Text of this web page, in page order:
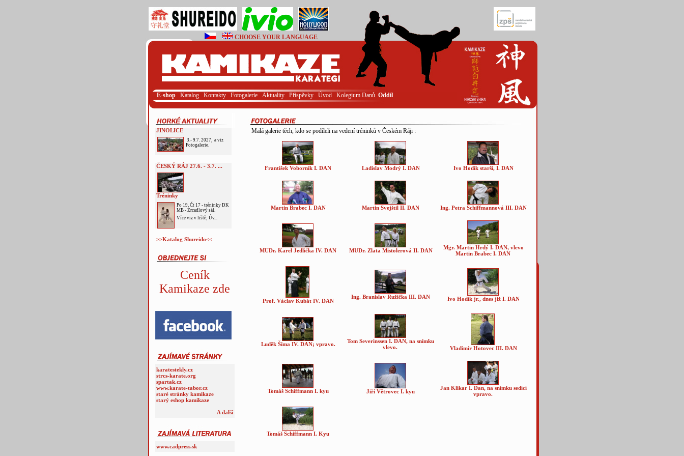
CHOOSE YOUR LANGUAGE Login
E-shop Katalog Kontakty Fotogalerie Aktuality Příspěvky Úvod Kolegium Danů Oddíl
JINOLICE
3.- 9.7. 2027, a viz
Fotogalerie.
ČESKÝ RÁJ 27.6. - 3.7. ...
Tréninky
Po 19, Čt 17 - tréninky DK
MB - Zrcadlový sál.
Více viz v liště; Úv...
>>Katalog Shureido<<
Ceník
Kamikaze zde
karatestekly.cz
strcs-karate.org
spartak.cz
www.karate-tabor.cz
staré stránky kamikaze
starý eshop kamikaze
A další
www.cadpress.sk
Malá galerie těch, kdo se podíleli na vedení tréninků v Českém Ráji :
František Voborník I. DAN Ladislav Modrý I. DAN Ivo Hodík starší, I. DAN
Martin Brabec I. DAN Martin Svejštil II. DAN Ing. Petra Schiffmannová III. DAN
MUDr. Karel Jedlička IV. DAN MUDr. Zlata Mistolerová II. DAN
Mgr. Martin Hrdý I. DAN, vlevo
Martin Brabec I. DAN
Prof. Václav Kubát IV. DAN
Ing. Branislav Ružička III. DAN Ivo Hodík jr., dnes již I. DAN
Luděk Šíma IV. DAN; vpravo.
Tom Severinssen I. DAN, na snímku
vlevo.
Vladimír Hotovec III. DAN
Tomáš Schiffmann I. kyu Jiří Větrovec I. kyu
Jan Klikar I. Dan, na snímku sedící
vpravo.
Tomáš Schiffmann I. Kyu